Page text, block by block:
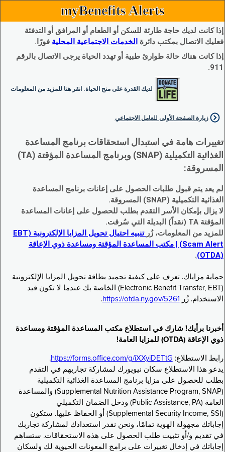
myBenefits Alerts
إذا كانت لديك حاجة طارئة للسكن أو الطعام أو المرافق أو التدفئة
فعليك الاتصال بمكتب دائرة الخدمات الاجتماعية المحلية فورًا.
إذا كانت هناك حالة طوارئ طبية أو تهدد الحياة يرجى الاتصال بالرقم
911.
لديك القدرة على منح الحياة. انقر هنا للمزيد من المعلومات
زيارة الصفحة الأولى للعامل الاجتماعي
تغييرات هامة في استبدال استحقاقات برنامج المساعدة
الغذائية التكميلية (SNAP) وبرنامج المساعدة المؤقتة (TA)
المسروقة:
لم يعد يتم قبول طلبات الحصول على إعانات برنامج المساعدة
الغذائية التكميلية (SNAP) المسروقة.
لا يزال بإمكان الأسر التقدم بطلب للحصول على إعانات المساعدة
المؤقتة TA (نقداً) البديلة التي سُرقت.
للمزيد من المعلومات، زُر
تنبيه احتيال تحويل المزايا الإلكترونية (EBT
Scam Alert) | مكتب المساعدة المؤقتة ومساعدة ذوي الإعاقة
(OTDA)
.
حماية مزاياك. تعرف على كيفية تجميد بطاقة تحويل المزايا الإلكترونية
(Electronic Benefit Transfer, EBT) الخاصة بك عندما لا تكون قيد
الاستخدام. زُر
https://otda.ny.gov/5261
.
أخبرنا برأيك! شارك في استطلاع مكتب المساعدة المؤقتة ومساعدة
ذوي الإعاقة (OTDA) للمزايا العامة!
رابط الاستطلاع: https://forms.office.com/g/iXXyiDETtG
.
يدعو هذا الاستطلاع سكان نيويورك لمشاركة تجاربهم في التقدم
بطلب للحصول على مزايا برنامج المساعدة الغذائية التكميلية
(Supplemental Nutrition Assistance Program, SNAP) والمساعدة
العامة (Public Assistance, PA) ودخل الضمان التكميلي
(Supplemental Security Income, SSI) أو الحفاظ عليها. ستكون
إجاباتك مجهولة الهوية تمامًا، ونحن نقدر استعدادك لمشاركة تجاربك
في تقديم و/أو تثبيت طلب الحصول على هذه الاستحقاقات. ستساهم
إجاباتك في إدخال تغييرات على برامج المعونات الحيوية لك ولسكان